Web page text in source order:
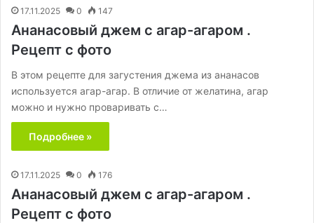
17.11.2025 0 147
Ананасовый джем с агар-агаром .
Рецепт с фото
В этом рецепте для загустения джема из ананасов
используется агар-агар. В отличие от желатина, агар
можно и нужно проваривать с…
Подробнее »
17.11.2025 0 176
Ананасовый джем с агар-агаром .
Рецепт с фото